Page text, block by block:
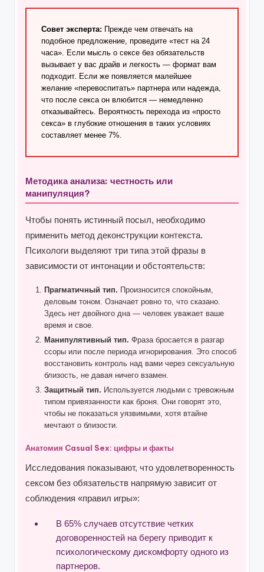
Совет эксперта: Прежде чем отвечать на
подобное предложение, проведите «тест на 24
часа». Если мысль о сексе без обязательств
вызывает у вас драйв и легкость — формат вам
подходит. Если же появляется малейшее
желание «перевоспитать» партнера или надежда,
что после секса он влюбится — немедленно
отказывайтесь. Вероятность перехода из «просто
секса» в глубокие отношения в таких условиях
составляет менее 7%.
Методика анализа: честность или
манипуляция?
Чтобы понять истинный посыл, необходимо
применить метод деконструкции контекста.
Психологи выделяют три типа этой фразы в
зависимости от интонации и обстоятельств:
Прагматичный тип. Произносится спокойным,
деловым тоном. Означает ровно то, что сказано.
Здесь нет двойного дна — человек уважает ваше
время и свое.
Манипулятивный тип. Фраза бросается в разгар
ссоры или после периода игнорирования. Это способ
восстановить контроль над вами через сексуальную
близость, не давая ничего взамен.
Защитный тип. Используется людьми с тревожным
типом привязанности как броня. Они говорят это,
чтобы не показаться уязвимыми, хотя втайне
мечтают о близости.
Анатомия Casual Sex: цифры и факты
Исследования показывают, что удовлетворенность
сексом без обязательств напрямую зависит от
соблюдения «правил игры»:
В 65% случаев отсутствие четких
договоренностей на берегу приводит к
психологическому дискомфорту одного из
партнеров.